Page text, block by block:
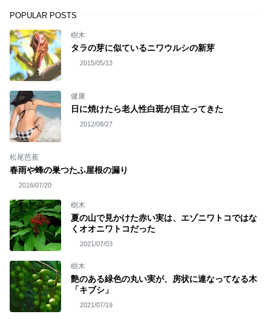
POPULAR POSTS
樹木
タラの芽に似ているニワウルシの新芽
2015/05/13
健康
日に焼けたら老人性白斑が目立ってきた
2012/08/27
松尾芭蕉
春雨や蜂の巣つたふ屋根の漏り
2016/07/20
樹木
夏の山で見かけた赤い実は、エゾニワトコではな
くオオニワトコだった
2021/07/03
樹木
艶のある緑色の丸い実が、房状に連なってなる木
「キブシ」
2021/07/19